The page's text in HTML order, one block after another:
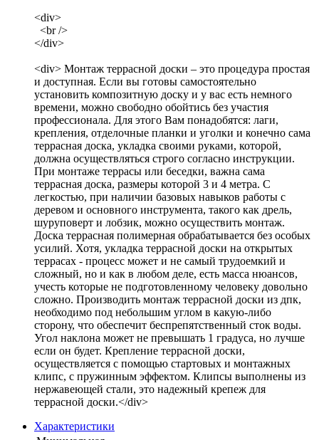
<div>
<br />
</div>
<div> Монтаж террасной доски – это процедура простая
и доступная. Если вы готовы самостоятельно
установить композитную доску и у вас есть немного
времени, можно свободно обойтись без участия
профессионала. Для этого Вам понадобятся: лаги,
крепления, отделочные планки и уголки и конечно сама
террасная доска, укладка своими руками, которой,
должна осуществляться строго согласно инструкции.
При монтаже террасы или беседки, важна сама
террасная доска, размеры которой 3 и 4 метра. С
легкостью, при наличии базовых навыков работы с
деревом и основного инструмента, такого как дрель,
шуруповерт и лобзик, можно осуществить монтаж.
Доска террасная полимерная обрабатывается без особых
усилий. Хотя, укладка террасной доски на открытых
террасах - процесс может и не самый трудоемкий и
сложный, но и как в любом деле, есть масса нюансов,
учесть которые не подготовленному человеку довольно
сложно. Производить монтаж террасной доски из дпк,
необходимо под небольшим углом в какую-либо
сторону, что обеспечит беспрепятственный сток воды.
Угол наклона может не превышать 1 градуса, но лучше
если он будет. Крепление террасной доски,
осуществляется с помощью стартовых и монтажных
клипс, с пружинным эффектом. Клипсы выполнены из
нержавеющей стали, это надежный крепеж для
террасной доски.</div>
Характеристики